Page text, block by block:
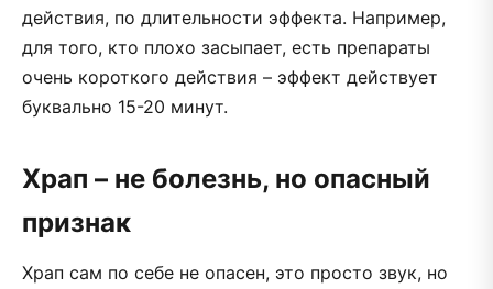
действия, по длительности эффекта. Например,
для того, кто плохо засыпает, есть препараты
очень короткого действия – эффект действует
буквально 15-20 минут.
Храп – не болезнь, но опасный
признак
Храп сам по себе не опасен, это просто звук, но